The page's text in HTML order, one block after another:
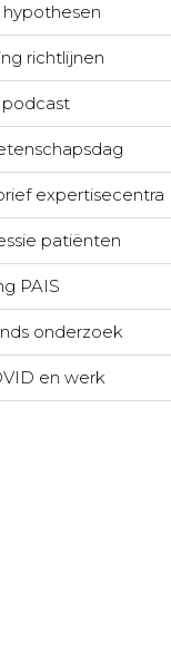
richtlijnen
expertisecentra
patiënten
PAIS
onderzoek
en werk